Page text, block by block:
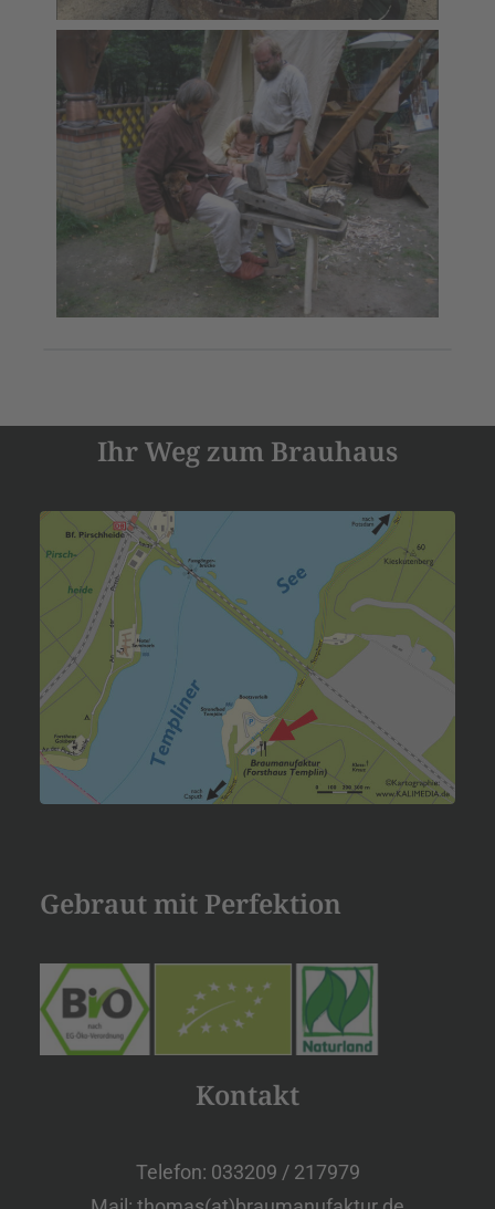
Ihr Weg zum Brauhaus
Gebraut mit Perfektion
Kontakt
Telefon: 033209 / 217979